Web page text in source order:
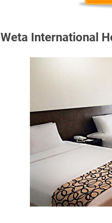
Weta International